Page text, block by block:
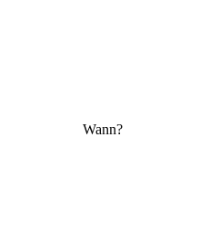
Wann?